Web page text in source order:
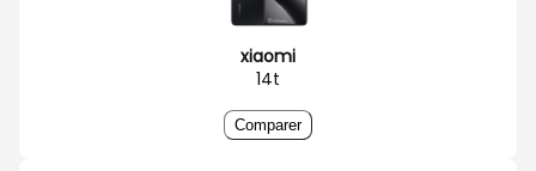
xiaomi
14t
Comparer